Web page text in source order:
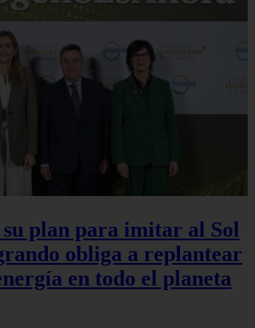
plan para imitar al Sol
obliga a replantear
en todo el planeta